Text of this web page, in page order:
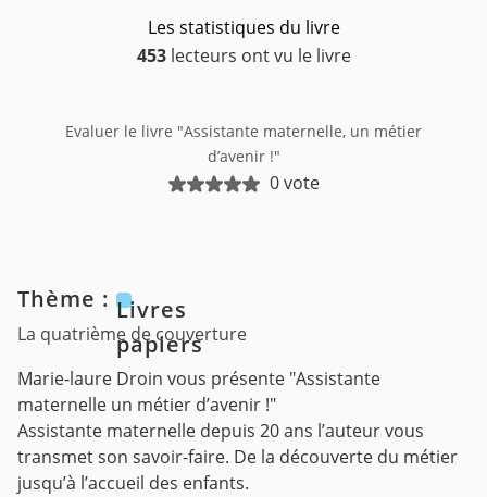
Les statistiques du livre
453lecteurs ont vu le livre
Evaluer le livre "Assistante maternelle, un métier
d’avenir !"
0 vote
Thème : Livres
papiers
La quatrième de couverture
Marie-laure Droin vous présente "Assistante
maternelle un métier d’avenir !"
Assistante maternelle depuis 20 ans l’auteur vous
transmet son savoir-faire. De la découverte du métier
jusqu’à l’accueil des enfants.